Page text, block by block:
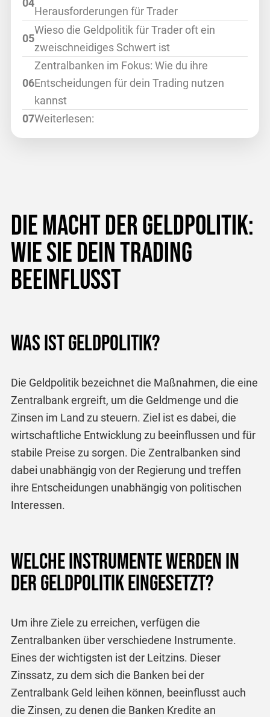
Herausforderungen für Trader
Wieso die Geldpolitik für Trader oft ein
zweischneidiges Schwert ist
Zentralbanken im Fokus: Wie du ihre
Entscheidungen für dein Trading nutzen
kannst
Weiterlesen:
Die Macht der Geldpolitik:
Wie sie dein Trading
beeinflusst
Was ist Geldpolitik?
Die Geldpolitik bezeichnet die Maßnahmen, die eine
Zentralbank ergreift, um die Geldmenge und die
Zinsen im Land zu steuern. Ziel ist es dabei, die
wirtschaftliche Entwicklung zu beeinflussen und für
stabile Preise zu sorgen. Die Zentralbanken sind
dabei unabhängig von der Regierung und treffen
ihre Entscheidungen unabhängig von politischen
Interessen.
Welche Instrumente werden in
der Geldpolitik eingesetzt?
Um ihre Ziele zu erreichen, verfügen die
Zentralbanken über verschiedene Instrumente.
Eines der wichtigsten ist der Leitzins. Dieser
Zinssatz, zu dem sich die Banken bei der
Zentralbank Geld leihen können, beeinflusst auch
die Zinsen, zu denen die Banken Kredite an